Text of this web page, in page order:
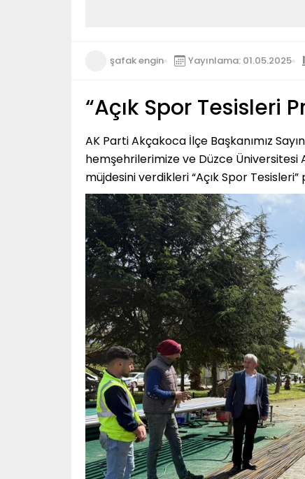
şafak engin Yayınlama: 01.05.2025
“Açık Spor Tesisleri
AK Parti Akçakoca İlçe Başkanımız
hemşehrilerimize ve Düzce
müjdesini verdikleri “Açık Spor